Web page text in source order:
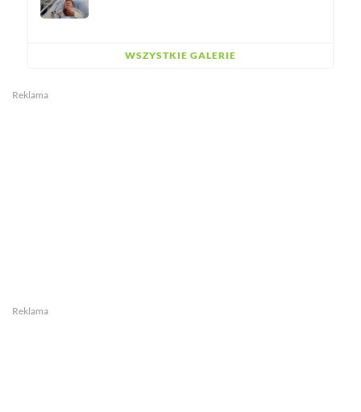
WSZYSTKIE GALERIE
Reklama
Reklama